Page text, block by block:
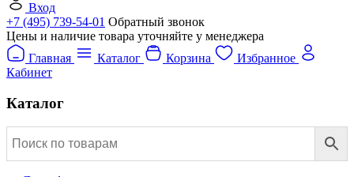
Вход
+7 (495) 739-54-01 Обратный звонок
Цены и наличие товара уточняйте у менеджера
Главная
Каталог Корзина
Избранное
Кабинет
Каталог